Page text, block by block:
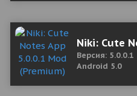
Niki: Cute
Версия: 5.0.0.1
Android 5.0